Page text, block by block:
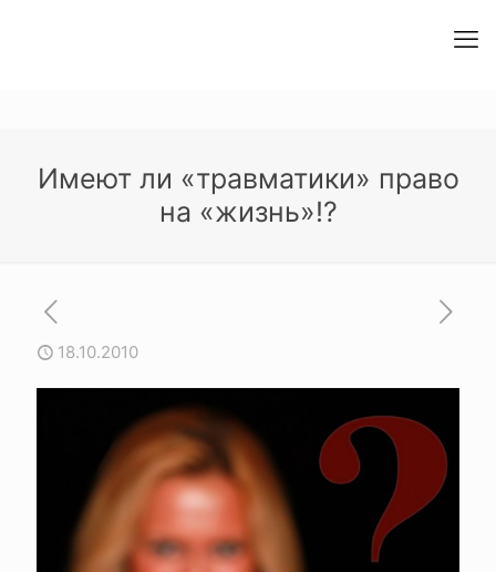
Имеют ли «травматики» право
на «жизнь»!?
18.10.2010